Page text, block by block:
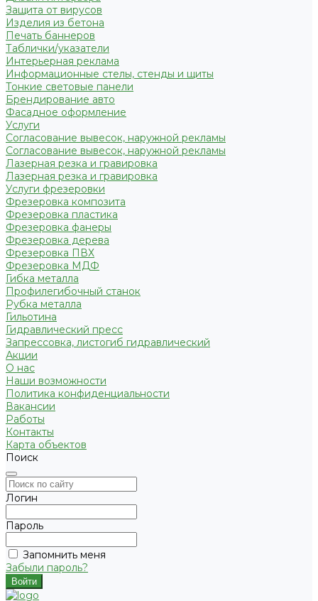
Защита от вирусов
Изделия из бетона
Печать баннеров
Таблички/указатели
Интерьерная реклама
Информационные стелы, стенды и щиты
Тонкие световые панели
Брендирование авто
Фасадное оформление
Услуги
Согласование вывесок, наружной рекламы
Согласование вывесок, наружной рекламы
Лазерная резка и гравировка
Лазерная резка и гравировка
Услуги фрезеровки
Фрезеровка композита
Фрезеровка пластика
Фрезеровка фанеры
Фрезеровка дерева
Фрезеровка ПВХ
Фрезеровка МДФ
Гибка металла
Профилегибочный станок
Рубка металла
Гильотина
Гидравлический пресс
Запрессовка, листогиб гидравлический
Акции
О нас
Наши возможности
Политика конфиденциальности
Вакансии
Работы
Контакты
Карта объектов
Поиск
Логин
Пароль
Запомнить меня
Забыли пароль?